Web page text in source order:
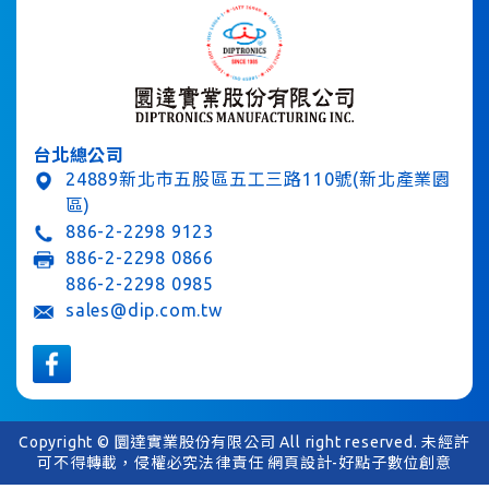
台北總公司
24889新北市五股區五工三路110號(新北產業園
區)
886-2-2298 9123
886-2-2298 0866
886-2-2298 0985
sales@dip.com.tw
Copyright © 圜達實業股份有限公司 All right reserved. 未經許
可不得轉載，侵權必究法律責任 網頁設計-好點子數位創意